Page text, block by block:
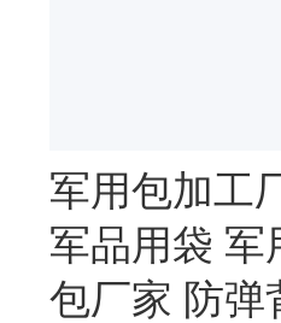
军用包加工
军品用袋 军
包厂家 防弹